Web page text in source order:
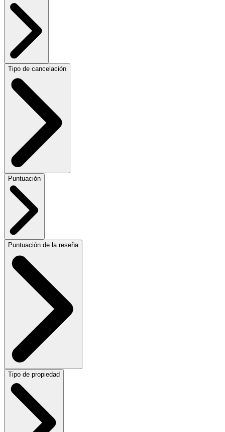
Tipo de cancelación
Puntuación
Puntuación de la reseña
Tipo de propiedad